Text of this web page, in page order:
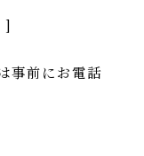
]
事前にお電話